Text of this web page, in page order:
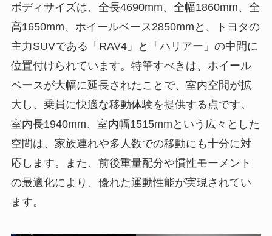
ボディサイズは、全長4690mm、全幅1860mm、全
高1650mm、ホイールベース2850mmと、トヨタの
主力SUVである「RAV4」と「ハリアー」の中間に
位置付けられています。特筆すべきは、ホイール
ベースが大幅に延長されたことで、室内空間が拡
大し、乗員に快適な移動体験を提供する点です。
室内長1940mm、室内幅1515mmという広々とした
空間は、家族連れや多人数での移動にも十分に対
応します。また、前後重量配分や慣性モーメント
の最適化により、優れた運動性能が実現されてい
ます。